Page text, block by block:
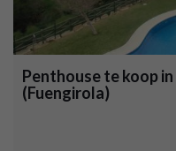
Penthouse te koop
(Fuengirola)